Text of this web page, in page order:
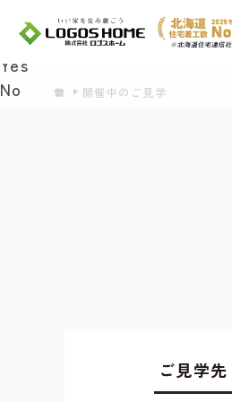
開催中のご見学
ご見学先
Cookie を使用して、お客
Yes
No